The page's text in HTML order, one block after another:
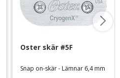
Oster skär #5F
Snap on-skär - Lämnar 6,4 mm